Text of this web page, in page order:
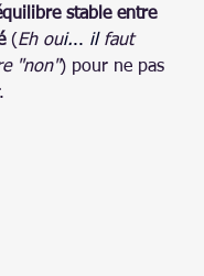
stable entre
(Eh oui... il faut
"non") pour ne pas